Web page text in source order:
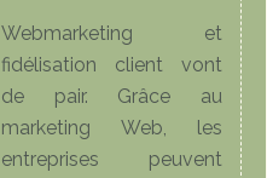
Webmarketing et
fidélisation client vont
de pair. Grâce au
marketing Web, les
entreprises peuvent